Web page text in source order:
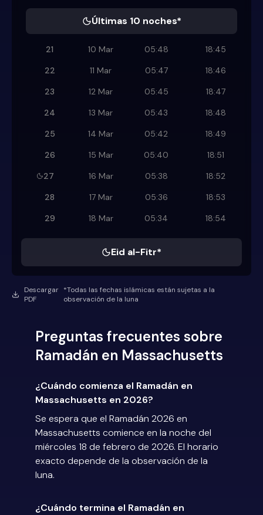
Últimas 10 noches*
21 10 Mar 05:48
18:45
22
11 Mar 05:47
18:46
23
12 Mar 05:45
18:47
24
13 Mar 05:43
18:48
25
14 Mar 05:42
18:49
26
15 Mar 05:40
18:51
27
16 Mar 05:38
18:52
28
17 Mar 05:36
18:53
29
18 Mar 05:34 18:54
Eid al-Fitr*
Descargar
PDF
*Todas las fechas islámicas están sujetas a la
observación de la luna
Preguntas frecuentes sobre
Ramadán en Massachusetts
¿Cuándo comienza el Ramadán en
Massachusetts en 2026?
Se espera que el Ramadán 2026 en
Massachusetts comience en la noche del
miércoles 18 de febrero de 2026. El horario
exacto depende de la observación de la
luna.
¿Cuándo termina el Ramadán en